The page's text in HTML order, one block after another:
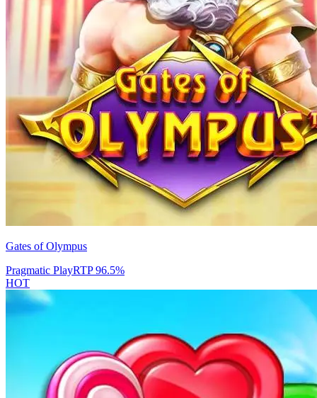
Gates of Olympus
Pragmatic PlayRTP96.5%
HOT